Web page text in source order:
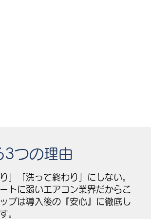
3つの理由
」「洗って終わり」にしない。
トに弱いエアコン業界だからこ
プは導入後の『安心』に徹底し
。